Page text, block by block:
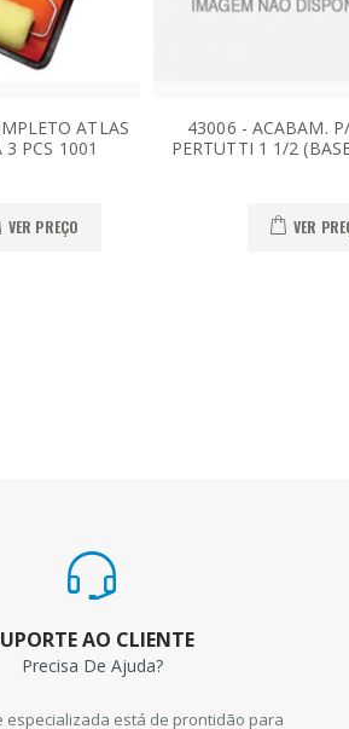
ATLAS
PCS 1001
VER PREÇO
43006 - ACABAM.
PERTUTTI 1 1/2
VER
AO CLIENTE
Precisa De Ajuda?
especializada está de prontidão para